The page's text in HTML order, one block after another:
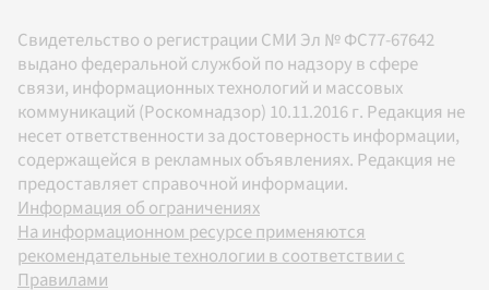
Свидетельство о регистрации СМИ Эл № ФС77-67642
выдано федеральной службой по надзору в сфере
связи, информационных технологий и массовых
коммуникаций (Роскомнадзор) 10.11.2016 г. Редакция не
несет ответственности за достоверность информации,
содержащейся в рекламных объявлениях. Редакция не
предоставляет справочной информации.
Информация об ограничениях
На информационном ресурсе применяются
рекомендательные технологии в соответствии с
Правилами